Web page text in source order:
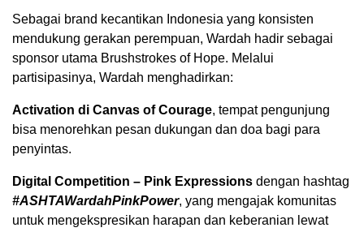
Sebagai brand kecantikan Indonesia yang konsisten
mendukung gerakan perempuan, Wardah hadir sebagai
sponsor utama Brushstrokes of Hope. Melalui
partisipasinya, Wardah menghadirkan:
Activation di Canvas of Courage, tempat pengunjung
bisa menorehkan pesan dukungan dan doa bagi para
penyintas.
Digital Competition – Pink Expressions dengan hashtag
#ASHTAWardahPinkPower, yang mengajak komunitas
untuk mengekspresikan harapan dan keberanian lewat